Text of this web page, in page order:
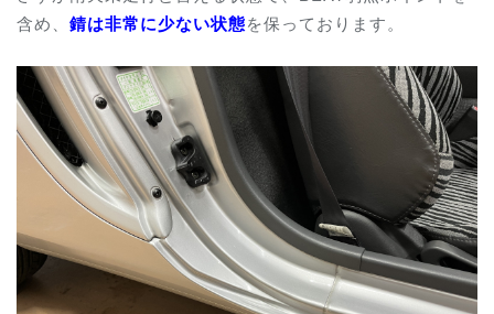
含め、 錆は非常に少ない状態を保っております。